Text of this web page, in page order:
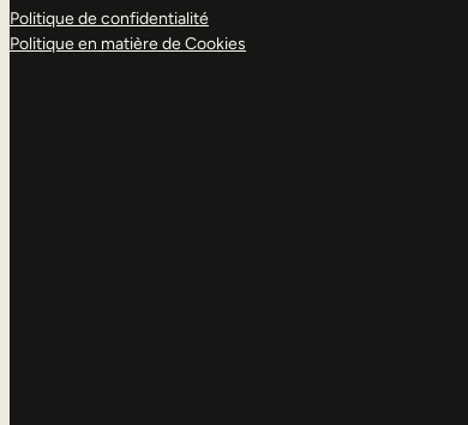
Politique de confidentialité
Politique en matière de Cookies